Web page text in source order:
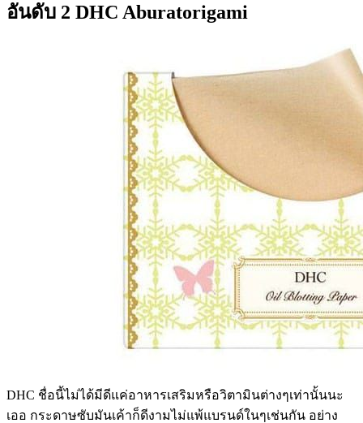
อันดับ 2 DHC Aburatorigami
DHC ชื่อนี้ไม่ได้มีดีแค่อาหารเสริมหรือวิตามินต่างๆเท่านั้นนะ
เออ กระดาษซับมันเค้าก็ดีงามไม่แพ้แบรนด์ในๆเช่นกัน อย่าง